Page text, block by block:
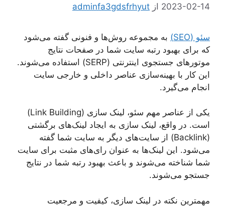
2023-02-14 از adminfa3gdsfrhyut
سئو (SEO)
به مجموعه روش‌ها و فنونی گفته می‌شود
که برای بهبود رتبه سایت شما در صفحات نتایج
موتورهای جستجوی اینترنتی (SERP) استفاده می‌شوند.
این کار با بهینه‌سازی عناصر داخلی و خارجی سایت
انجام می‌گیرد.
یکی از عناصر مهم سئو، لینک سازی (Link Building)
است. در واقع، لینک سازی به ایجاد لینک‌های برگشتی
(Backlink) از سایت‌های دیگر به سایت شما گفته
می‌شود. این لینک‌ها به عنوان رای‌های مثبت برای سایت
شما شناخته می‌شوند و باعث بهبود رتبه شما در نتایج
جستجو می‌شوند.
مهمترین نکته در لینک سازی، کیفیت و مرجعیت